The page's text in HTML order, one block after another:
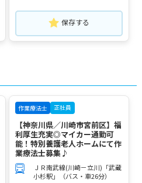
保存する
作業療法士 正社員
【神奈川県／川崎市宮前区】福
利厚生充実◎マイカー通勤可
能！特別養護老人ホームにて作
業療法士募集♪
ＪＲ南武線(川崎－立川)「武蔵
小杉駅」（バス・車26分）